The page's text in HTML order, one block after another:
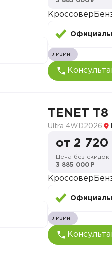
Кроссовер
лизинг
TENET T8
Ultra 4WD2026
от 2 720
Цена без скидок
3 885 000 ₽
Кроссовер
лизинг